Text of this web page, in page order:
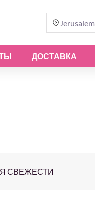
Jerusalem
ДОСТАВКА
СВЕЖЕСТИ